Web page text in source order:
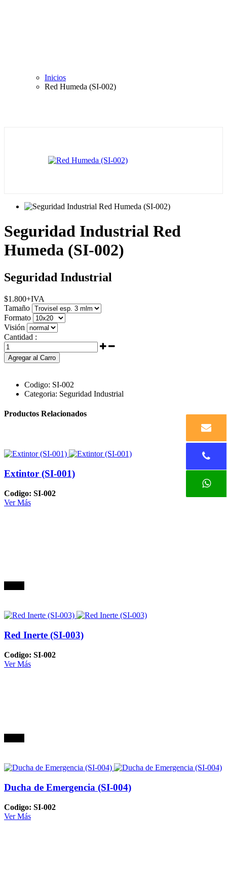
Inicios
Red Humeda (SI-002)
Seguridad Industrial Red
Humeda (SI-002)
Seguridad Industrial
$1.800+IVA
Tamaño
Formato
Visión
Cantidad :
Agregar al Carro
Codigo: SI-002
Categoria: Seguridad Industrial
Productos Relacionados
Extintor (SI-001)
Codigo: SI-002
Ver Más
Red Inerte (SI-003)
Codigo: SI-002
Ver Más
Ducha de Emergencia (SI-004)
Codigo: SI-002
Ver Más